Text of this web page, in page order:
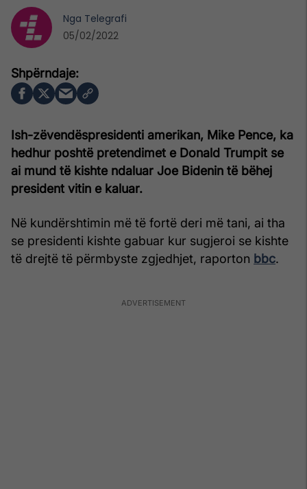
Ish-zëvendëspresidenti amerikan, Mike Pence, ka
hedhur poshtë pretendimet e Donald Trumpit se
ai mund të kishte ndaluar Joe Bidenin të bëhej
president vitin e kaluar.
Në kundërshtimin më të fortë deri më tani, ai tha
se presidenti kishte gabuar kur sugjeroi se kishte
të drejtë të përmbyste zgjedhjet, raporton bbc.
Nga Telegrafi
05/02/2022